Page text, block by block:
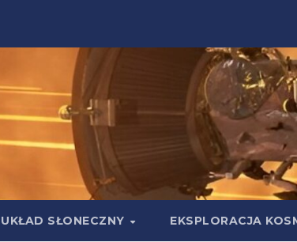
UKŁAD SŁONECZNY EKSPLORACJA